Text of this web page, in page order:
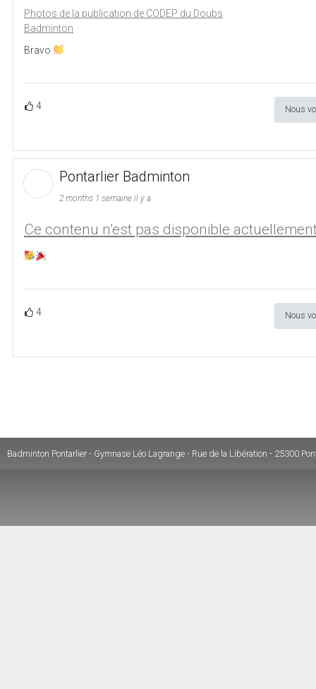
Photos de la publication de CODEP du Doubs
Badminton
Bravo
4 Nous
Pontarlier Badminton
2 months 1 semaine il y a
Ce contenu n’est pas disponible
4 Nous
Badminton Pontarlier - Gymnase Léo Lagrange - Rue de la Libération - 25300